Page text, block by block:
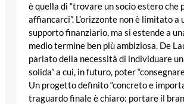
è quella di “trovare un socio estero che
affiancarci”. L’orizzonte non è limitato a
supporto finanziario, ma si estende a
medio termine ben più ambiziosa. De
parlato della necessità di individuare
solida” a cui, in futuro, poter
Un progetto definito “concreto e
traguardo finale è chiaro: portare il